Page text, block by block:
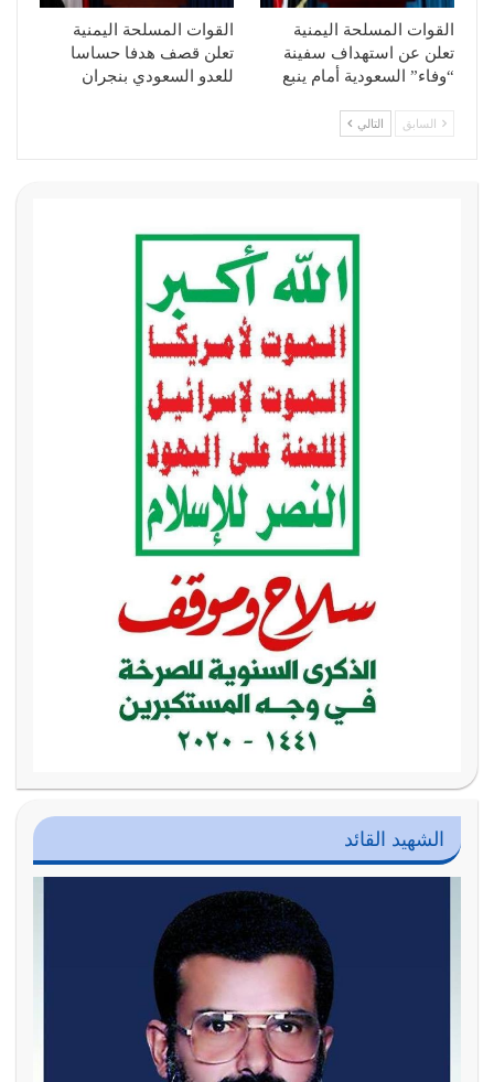
القوات المسلحة اليمنية
تعلن عن استهداف سفينة
“وفاء” السعودية أمام ينبع
القوات المسلحة اليمنية
تعلن قصف هدفا حساسا
للعدو السعودي بنجران
السابق التالي
الشهيد القائد